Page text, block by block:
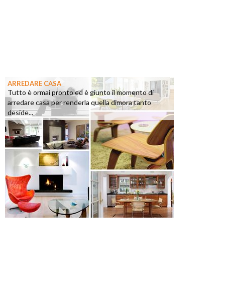
ARREDARE CASA
Tutto è ormai pronto ed è giunto il momento di
arredare casa per renderla quella dimora tanto
deside...